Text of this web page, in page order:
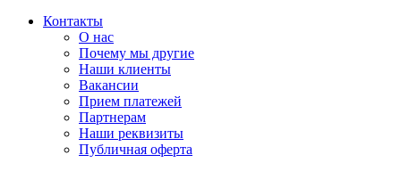
Контакты
О нас
Почему мы другие
Наши клиенты
Вакансии
Прием платежей
Партнерам
Наши реквизиты
Публичная оферта